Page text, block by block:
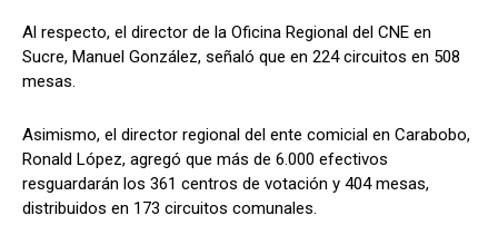
Al respecto, el director de la Oficina Regional del CNE en
Sucre, Manuel González, señaló que en 224 circuitos en 508
mesas.
Asimismo, el director regional del ente comicial en Carabobo,
Ronald López, agregó que más de 6.000 efectivos
resguardarán los 361 centros de votación y 404 mesas,
distribuidos en 173 circuitos comunales.